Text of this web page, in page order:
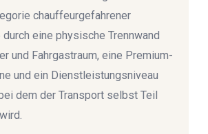
chauffeurgefahrener
durch eine physische Trennwand
und Fahrgastraum, eine Premium-
und ein Dienstleistungsniveau
dem der Transport selbst Teil